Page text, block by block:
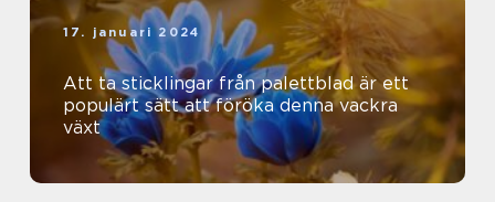
17. januari 2024
Att ta sticklingar från palettblad är ett
populärt sätt att föröka denna vackra
växt